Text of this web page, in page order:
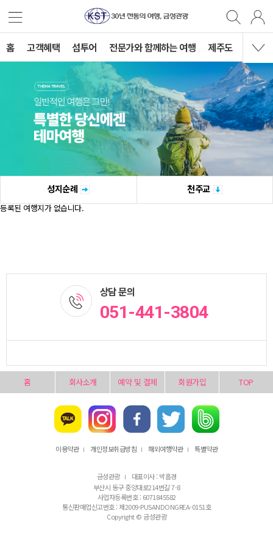
홈 고객혜택 섬투어 전문가와 함께하는 여행 제주도 국내
성지순례 천주교
등록된 여행지가 없습니다.
상담 문의
051-441-3804
홈 회사소개 예약 및 결제 회원가입 TOP
이용약관 l 개인정보취급방침 l 해외여행약관 l 특별약관
금성관광 l
대표이사 : 박흠경
부산시 동구 중앙대로214번길 7-8
사업자등록번호 : 6071845582
통신판매업신고번호 : 제2009-PUSANDONGREA-0151호
Copyright © 금성관광